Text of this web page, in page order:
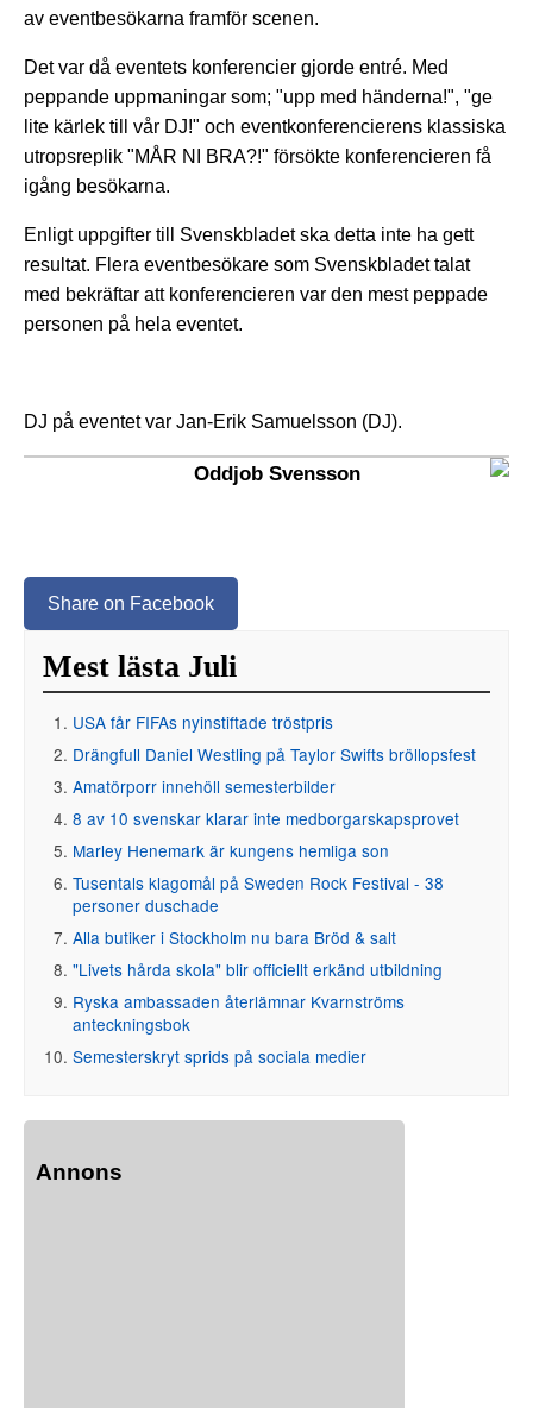
av eventbesökarna framför scenen.
Det var då eventets konferencier gjorde entré. Med
peppande uppmaningar som; "upp med händerna!", "ge
lite kärlek till vår DJ!" och eventkonferencierens klassiska
utropsreplik "MÅR NI BRA?!" försökte konferencieren få
igång besökarna.
Enligt uppgifter till Svenskbladet ska detta inte ha gett
resultat. Flera eventbesökare som Svenskbladet talat
med bekräftar att konferencieren var den mest peppade
personen på hela eventet.
DJ på eventet var Jan-Erik Samuelsson (DJ).
Oddjob Svensson
Share on Facebook
Mest lästa Juli
USA får FIFAs nyinstiftade tröstpris
Drängfull Daniel Westling på Taylor Swifts bröllopsfest
Amatörporr innehöll semesterbilder
8 av 10 svenskar klarar inte medborgarskapsprovet
Marley Henemark är kungens hemliga son
Tusentals klagomål på Sweden Rock Festival - 38
personer duschade
Alla butiker i Stockholm nu bara Bröd & salt
"Livets hårda skola" blir officiellt erkänd utbildning
Ryska ambassaden återlämnar Kvarnströms
anteckningsbok
Semesterskryt sprids på sociala medier
Annons